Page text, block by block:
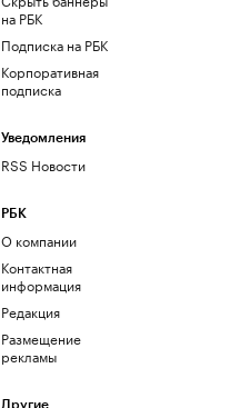
на РБК
Подписка на РБК
Корпоративная
подписка
Уведомления
RSS Новости
РБК
О компании
Контактная
информация
Редакция
Размещение
рекламы
Другие